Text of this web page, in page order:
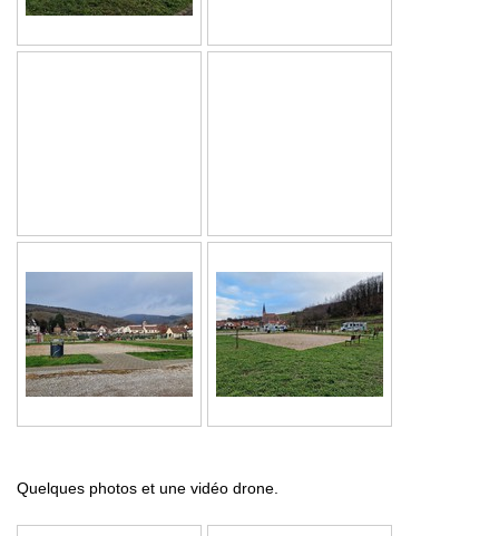
Quelques photos et une vidéo drone.